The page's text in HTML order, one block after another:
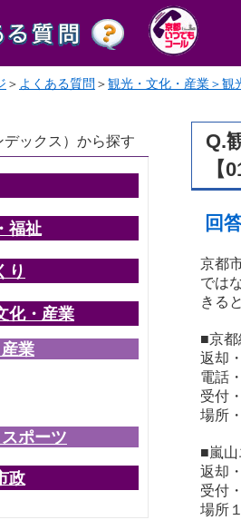
＞ よくある質問 ＞ 観光・文化・産業＞観
Q.
【
回
京都
では
きる
■京都
返却
電話
受付
場所
■嵐
返却
受付
場所
デックス）から探す
福祉
り
化・産業
業
ポーツ
政